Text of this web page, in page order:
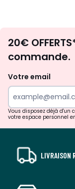
20€
commande.
Votre email
Vous disposez déjà d'un
votre espace personnel
LIVRAISON